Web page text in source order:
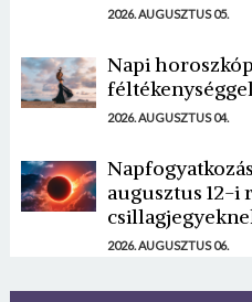
2026. AUGUSZTUS 05.
Napi
2026. AUGUSZTUS 04.
augusztus 12-i
2026. AUGUSZTUS 06.